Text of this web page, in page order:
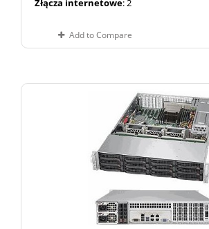
Złącza internetowe: 2
Add to Compare